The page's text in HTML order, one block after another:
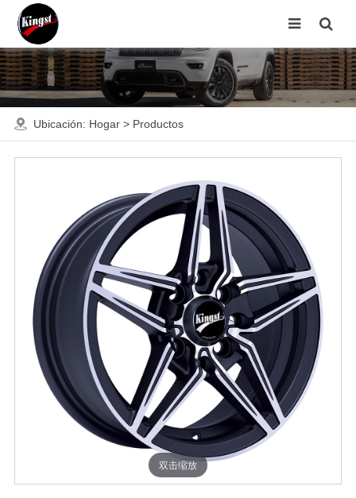
Ubicación: Hogar> Productos
双击缩放